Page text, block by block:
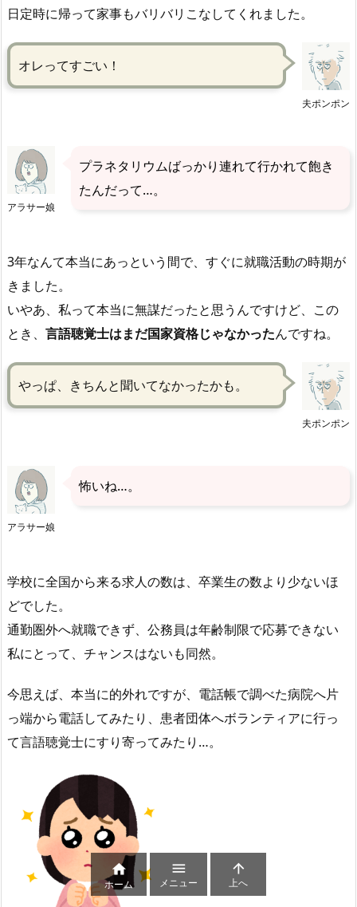
日定時に帰って家事もバリバリこなしてくれました。
夫ポンポン
オレってすごい！
アラサー娘
プラネタリウムばっかり連れて行かれて飽き
たんだって…。
3年なんて本当にあっという間で、すぐに就職活動の時期が
きました。
いやあ、私って本当に無謀だったと思うんですけど、この
とき、 言語聴覚士はまだ国家資格じゃなかったんですね。
夫ポンポン
やっぱ、きちんと聞いてなかったかも。
アラサー娘
怖いね…。
学校に全国から来る求人の数は、卒業生の数より少ないほ
どでした。
通勤圏外へ就職できず、公務員は年齢制限で応募できない
私にとって、チャンスはないも同然。
今思えば、本当に的外れですが、電話帳で調べた病院へ片
っ端から電話してみたり、患者団体へボランティアに行っ
て言語聴覚士にすり寄ってみたり…。

ホーム

メニュー

上へ